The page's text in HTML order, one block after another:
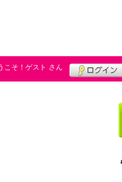
こそ！ ゲスト さん